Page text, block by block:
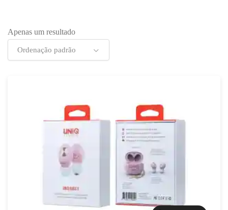
Apenas um resultado
Ordenação padrão